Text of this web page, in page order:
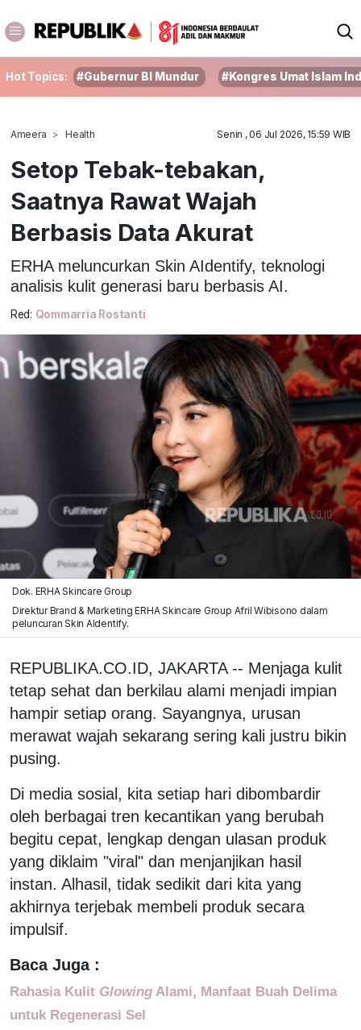
Hot Topics: #Gubernur BI Mundur #Kongres Umat Islam
Ameera Health Senin , 06 Jul 2026, 15:59 WIB
Setop Tebak-tebakan,
Saatnya Rawat Wajah
Berbasis Data Akurat
ERHA meluncurkan Skin AIdentify, teknologi
analisis kulit generasi baru berbasis AI.
Red: Qommarria Rostanti
Dok. ERHA Skincare Group
Direktur Brand & Marketing ERHA Skincare Group Afril Wibisono dalam
peluncuran Skin AIdentify.
REPUBLIKA.CO.ID, JAKARTA -- Menjaga kulit
tetap sehat dan berkilau alami menjadi impian
hampir setiap orang. Sayangnya, urusan
merawat wajah sekarang sering kali justru bikin
pusing.
Di media sosial, kita setiap hari dibombardir
oleh berbagai tren kecantikan yang berubah
begitu cepat, lengkap dengan ulasan produk
yang diklaim "viral" dan menjanjikan hasil
instan. Alhasil, tidak sedikit dari kita yang
akhirnya terjebak membeli produk secara
impulsif.
Baca Juga :
Rahasia Kulit Glowing Alami, Manfaat Buah Delima
untuk Regenerasi Sel